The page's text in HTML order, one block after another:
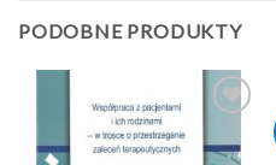
PODOBNE PRODUKTY